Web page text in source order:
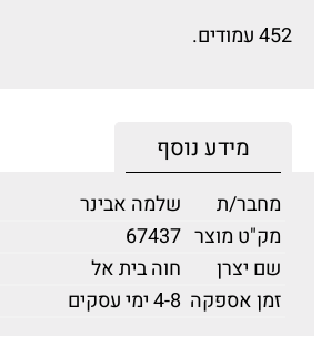
452 עמודים.
מידע נוסף
מחבר/ת
שלמה אבינר
מק"ט מוצר 67437
שם יצרן
חוה בית אל
זמן אספקה 4-8 ימי עסקים